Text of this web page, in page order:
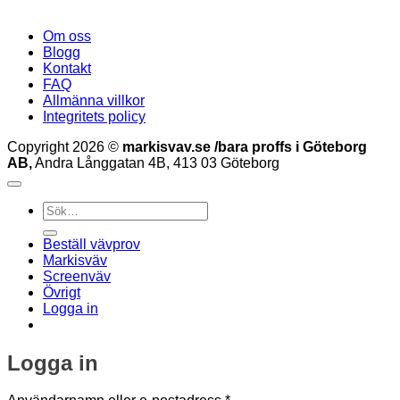
Om oss
Blogg
Kontakt
FAQ
Allmänna villkor
Integritets policy
Copyright 2026 © markisvav.se /bara proffs i Göteborg
AB,Andra Långgatan 4B, 413 03 Göteborg
Sök
efter:
Beställ vävprov
Markisväv
Screenväv
Övrigt
Logga in
Logga in